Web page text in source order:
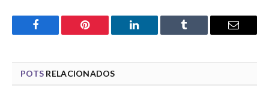
Facebook Pinterest LinkedIn Tumblr Email
POTS RELACIONADOS